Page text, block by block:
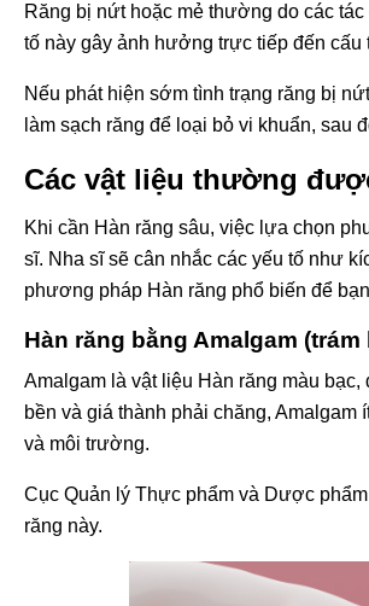
Răng bị nứt hoặc mẻ thường do các
tố này gây ảnh hưởng trực tiếp đến cấu
Nếu phát hiện sớm tình trạng răng bị
làm sạch răng để loại bỏ vi khuẩn, sau
Các vật liệu thường
Khi cần Hàn răng sâu, việc lựa chọn
sĩ. Nha sĩ sẽ cân nhắc các yếu tố như
phương pháp Hàn răng phổ biến để
Hàn răng bằng Amalgam (trám
Amalgam là vật liệu Hàn răng màu
bền và giá thành phải chăng,
và môi trường.
Cục Quản lý Thực phẩm và Dược
răng này.